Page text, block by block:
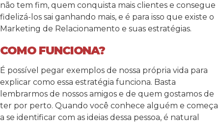
não tem fim, quem conquista mais clientes e consegue
fidelizá-los sai ganhando mais, e é para isso que existe o
Marketing de Relacionamento e suas estratégias.
COMO FUNCIONA?
É possível pegar exemplos de nossa própria vida para
explicar como essa estratégia funciona. Basta
lembrarmos de nossos amigos e de quem gostamos de
ter por perto. Quando você conhece alguém e começa
a se identificar com as ideias dessa pessoa, é natural